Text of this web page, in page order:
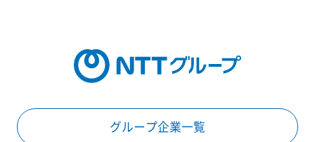
グループ企業一覧